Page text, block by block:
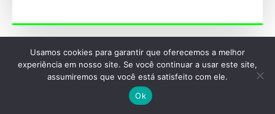
Usamos cookies para garantir que oferecemos a melhor
experiência em nosso site. Se você continuar a usar este site,
assumiremos que você está satisfeito com ele.
Ok